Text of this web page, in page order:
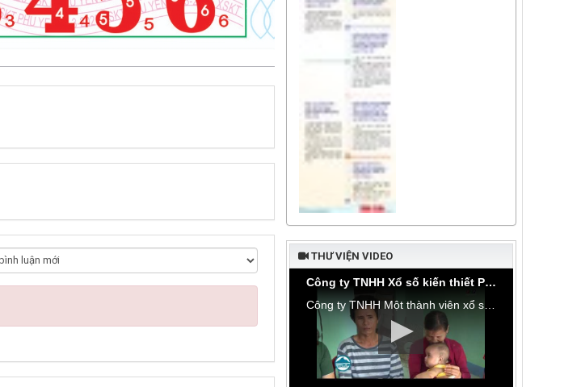
THƯ VIỆN VIDEO
Công ty TNHH Xổ số kiến thiết Phú Yên bàn giao nhà tình thương tại thôn Hòa Đa, xã An Mỹ
Công ty TNHH Một thành viên xổ số kiến thiết Phú Yên bàn giao nhà tình thương tại thôn Hòa Đa, xã An Mỹ, huyện Tuy An